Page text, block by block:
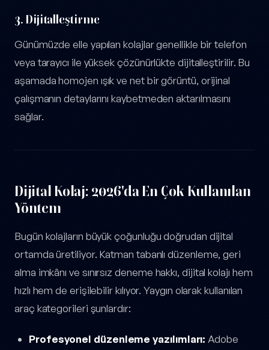
3. Dijitalleştirme
Günümüzde elle yapılan kolajlar genellikle bir telefon
veya tarayıcı ile yüksek çözünürlükte dijitalleştirilir. Bu
aşamada homojen ışık ve net bir görüntü, orijinal
çalışmanın detaylarını kaybetmeden aktarılmasını
sağlar.
Dijital Kolaj: 2026'da En Çok Kullanılan
Yöntem
Bugün kolajların büyük çoğunluğu doğrudan dijital
ortamda üretiliyor. Katman tabanlı düzenleme, geri
alma imkânı ve sınırsız deneme hakkı, dijital kolajı hem
hızlı hem de erişilebilir kılıyor. Yaygın olarak kullanılan
araç kategorileri şunlardır:
Profesyonel düzenleme yazılımları: Adobe